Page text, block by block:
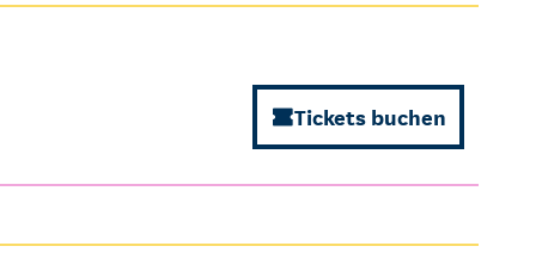
Tickets buchen